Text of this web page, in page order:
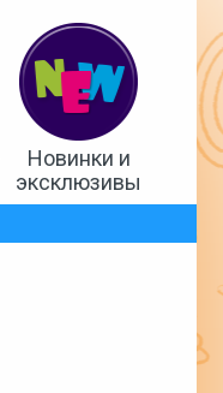
Новинки и
эксклюзивы